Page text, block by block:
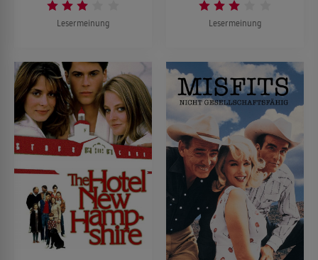
Lesermeinung Lesermeinung